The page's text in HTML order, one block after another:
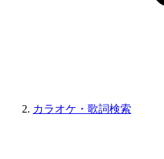
カラオケ・歌詞検索